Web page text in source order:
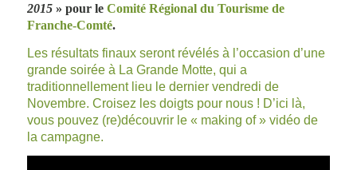
2015» pour le Comité Régional du Tourisme de
Franche-Comté.
Les résultats finaux seront révélés à l’occasion d’une
grande soirée à La Grande Motte, qui a
traditionnellement lieu le dernier vendredi de
Novembre. Croisez les doigts pour nous ! D’ici là,
vous pouvez (re)découvrir le « making of » vidéo de
la campagne.